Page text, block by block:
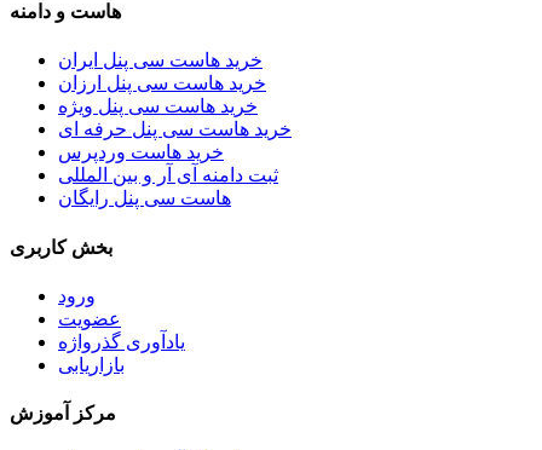
هاست و دامنه
خرید هاست سی پنل ایران
خرید هاست سی پنل ارزان
خرید هاست سی پنل ویژه
خرید هاست سی پنل حرفه ای
خرید هاست وردپرس
ثبت دامنه آی آر و بین المللی
هاست سی پنل رایگان
بخش کاربری
ورود
عضویت
یادآوری گذرواژه
بازاریابی
مرکز آموزش